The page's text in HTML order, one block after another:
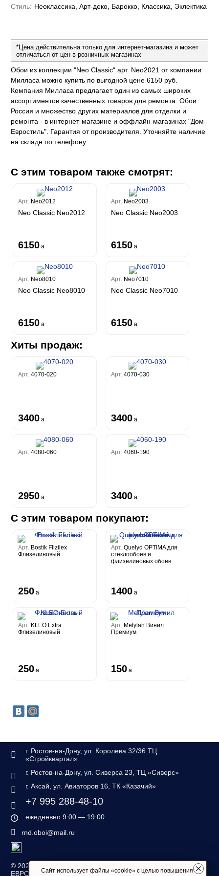
Стромболи
Спектрум Плюс
Гави
Спектрум Про
Пальмария
Спектрум Бокс
Спектрум Бум
Бергги
Бриджида
Четыре сезона
Джорджио
Mainz
Чезара
Палаззо
Карназза
Биги
Kumano
Loft Superior
City Glow
Boho
Shades
Citi Glam
Empire
Rasch
Chatelaine
Riva
Salsa
Florentine III
Grandeco
Prisma
La Storia
La Storia 2
Wiganford
Lunman
Crystal
Du&Ka
Prestige
Linen
Natura
Стиль: Неоклассика, Арт-деко, Барокко, Классика, Эклектика
*Цена действительна только для интернет-магазина и может
отличаться от цен в розничных магазинах
Обои из коллекции "Neo Classic" арт. Neo2021 от компании
Милласа можно купить по выгодной цене 6150 руб.
Компания Милласа предлагает один из самых широких
ассортиментов качественных товаров для ремонта. Обои
Россия и множество других материалов для отделки и
ремонта - в интернет-магазине и оффлайн-магазинах "Дом
Евростиль". Гарантия от производителя. Уточняйте наличие
на складе по телефону.
С этим товаром также смотрят:
Арт. Neo2012
Neo Classic Neo2012
6150 a
Арт. Neo2003
Neo Classic Neo2003
6150 a
Арт. Neo8010
Neo Classic Neo8010
6150 a
Арт. Neo7010
Neo Classic Neo7010
6150 a
Хиты продаж:
Арт.4070-020
3400 a
Арт. 4070-030
3400 a
Арт.4080-060
2950 a
Арт. 4060-190
3400 a
С этим товаром покупают:
Арт. Bostik Flizilex
Флизелиновый
250 a
Арт. Quelyd OPTIMA для
стеклообоев и
флизелиновых обоев
1400 a
Арт. KLEO Extra
Флизелиновый
250 a
Арт. Metylan Винил
Премиум
150 a
г. Ростов-на-Дону, ул. Королева 32/36 ТЦ
«Стройквартал»
г. Ростов-на-Дону, ул. Сиверса 23, ТЦ «Сиверс»
г. Аксай, ул. Авиаторов 16, ТК «Казачий»
+7 995 288-48-10
ежедневно 9:00 — 19:00
rnd.oboi@mail.ru
© 2026 — «Дом обоев
ЕВРОСТИЛЬ»Сайт использует файлы «cookie» с целью повышения